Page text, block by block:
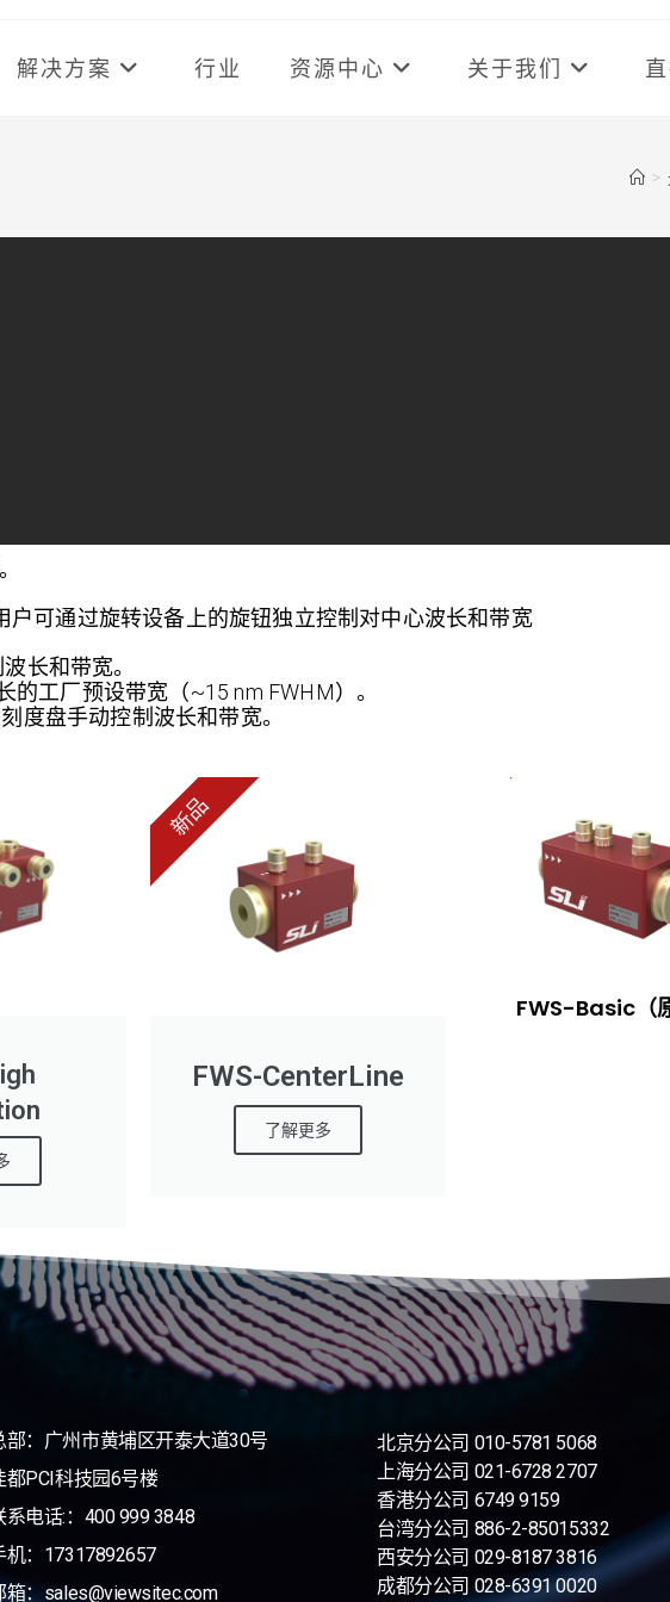
解决方案 行业 资源中心 关于我们
>
户可通过旋转设备上的旋钮独立控制对中心波长和带宽
长和带宽。
工厂预设带宽（~15 nm FWHM）。
度盘手动控制波长和带宽。
FWS-CenterLine
了解更多
新品
FWS-Basic（
部：广州市黄埔区开泰大道30号
都PCI科技园6号楼
系电话:：400 999 3848
机：17317892657
箱：sales@viewsitec.com
北京分公司 010-5781 5068
上海分公司 021-6728 2707
香港分公司 6749 9159
台湾分公司 886-2-85015332
西安分公司 029-8187 3816
成都分公司 028-6391 0020